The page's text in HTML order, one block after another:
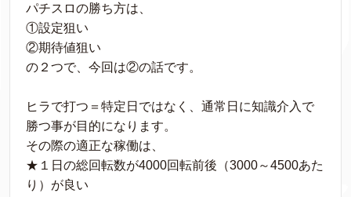
パチスロの勝ち方は、
①設定狙い
②期待値狙い
の２つで、今回は②の話です。
ヒラで打つ＝特定日ではなく、通常日に知識介入で
勝つ事が目的になります。
その際の適正な稼働は、
★１日の総回転数が4000回転前後（3000～4500あた
り）が良い